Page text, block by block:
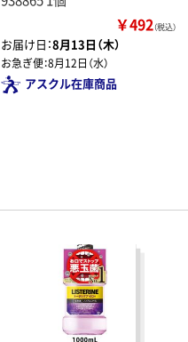
￥492（税込）
お届け日：8月13日（木）
お急ぎ便：8月12日（水）
アスクル在庫商品